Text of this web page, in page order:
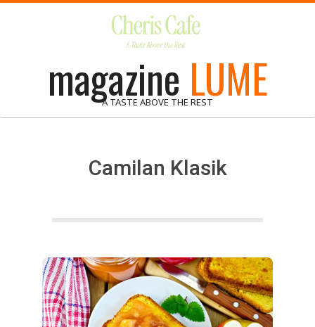
magazine LUME
A TASTE ABOVE THE REST
Camilan Klasik